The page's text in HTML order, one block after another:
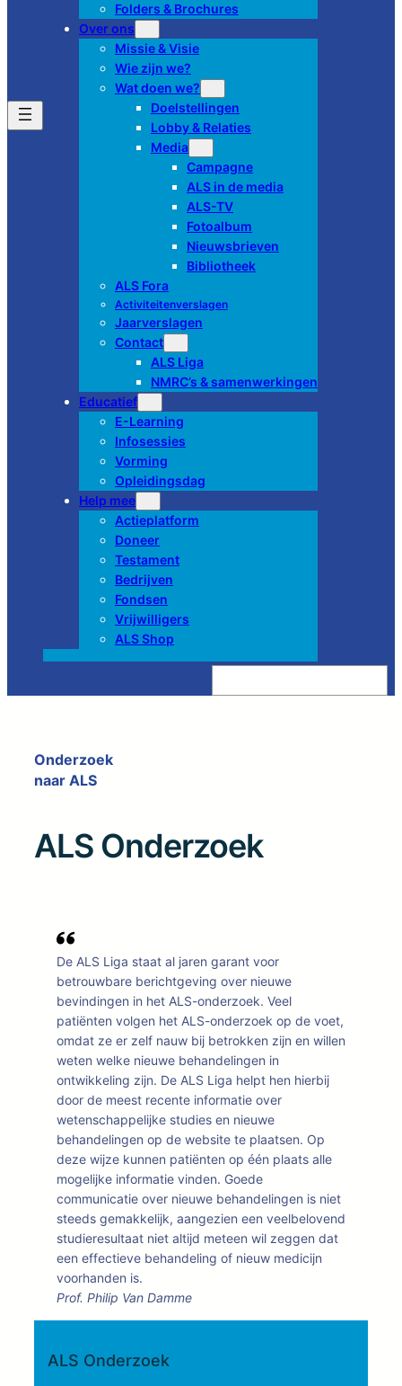
Folders & Brochures
Over ons
Missie & Visie
Wie zijn we?
Wat doen we?
Doelstellingen
Lobby & Relaties
Media
Campagne
ALS in de media
ALS-TV
Fotoalbum
Nieuwsbrieven
Bibliotheek
ALS Fora
Activiteitenverslagen
Jaarverslagen
Contact
ALS Liga
NMRC’s & samenwerkingen
Educatief
E-Learning
Infosessies
Vorming
Opleidingsdag
Help mee
Actieplatform
Doneer
Testament
Bedrijven
Fondsen
Vrijwilligers
ALS Shop
Z
e
Onderzoek
naar ALS
ALS Onderzoek
De ALS Liga staat al jaren garant voor
betrouwbare berichtgeving over nieuwe
bevindingen in het ALS-onderzoek. Veel
patiënten volgen het ALS-onderzoek op de voet,
omdat ze er zelf nauw bij betrokken zijn en willen
weten welke nieuwe behandelingen in
ontwikkeling zijn. De ALS Liga helpt hen hierbij
door de meest recente informatie over
wetenschappelijke studies en nieuwe
behandelingen op de website te plaatsen. Op
deze wijze kunnen patiënten op één plaats alle
mogelijke informatie vinden. Goede
communicatie over nieuwe behandelingen is niet
steeds gemakkelijk, aangezien een veelbelovend
studieresultaat niet altijd meteen wil zeggen dat
een effectieve behandeling of nieuw medicijn
voorhanden is.
Prof. Philip Van Damme
ALS Onderzoek